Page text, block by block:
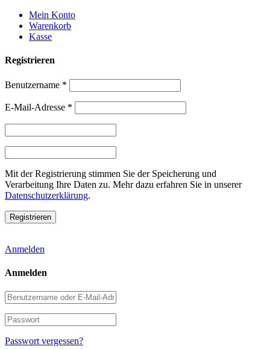
Weiter
zum
Inhalt
Mein Konto
Warenkorb
Kasse
Registrieren
Benutzername *
E-Mail-Adresse *
Mit der Registrierung stimmen Sie der Speicherung und
Verarbeitung Ihre Daten zu. Mehr dazu erfahren Sie in unserer
Datenschutzerklärung.
Anmelden
Anmelden
Benutzername
oder
E-
Mail-
Adresse
Passwort
Passwort vergessen?